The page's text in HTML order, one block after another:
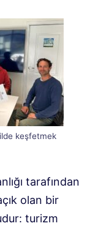
keşfetmek
tarafından
olan bir
turizm